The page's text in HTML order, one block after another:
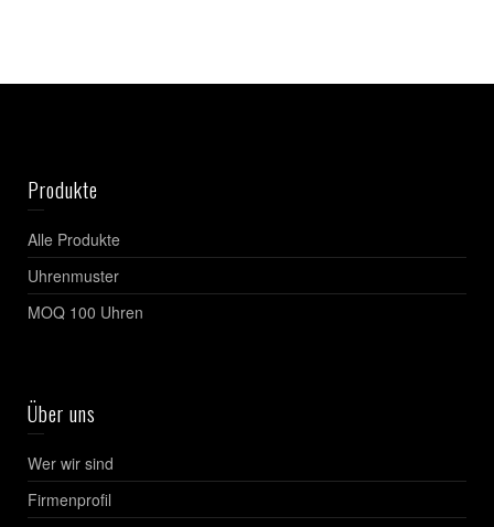
Produkte
Alle Produkte
Uhrenmuster
MOQ 100 Uhren
Über uns
Wer wir sind
Firmenprofil